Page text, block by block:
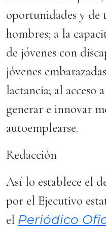
oportunidades y de
hombres; a la
de jóvenes con
jóvenes
lactancia; al acceso
generar e innovar
autoemplearse.
Redacción
Así lo establece el
por el Ejecutivo
el Periódico